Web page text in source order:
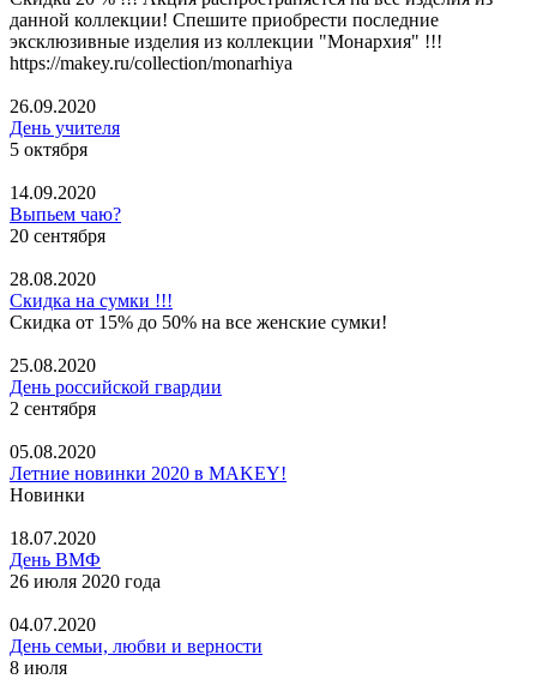
данной коллекции! Спешите приобрести последние
эксклюзивные изделия из коллекции "Монархия" !!!
https://makey.ru/collection/monarhiya
26.09.2020
День учителя
5 октября
14.09.2020
Выпьем чаю?
20 сентября
28.08.2020
Скидка на сумки !!!
Скидка от 15% до 50% на все женские сумки!
25.08.2020
День российской гвардии
2 сентября
05.08.2020
Летние новинки 2020 в MAKEY!
Новинки
18.07.2020
День ВМФ
26 июля 2020 года
04.07.2020
День семьи, любви и верности
8 июля